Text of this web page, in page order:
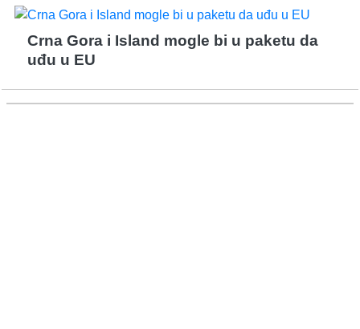
Crna Gora i Island mogle bi u paketu da
uđu u EU